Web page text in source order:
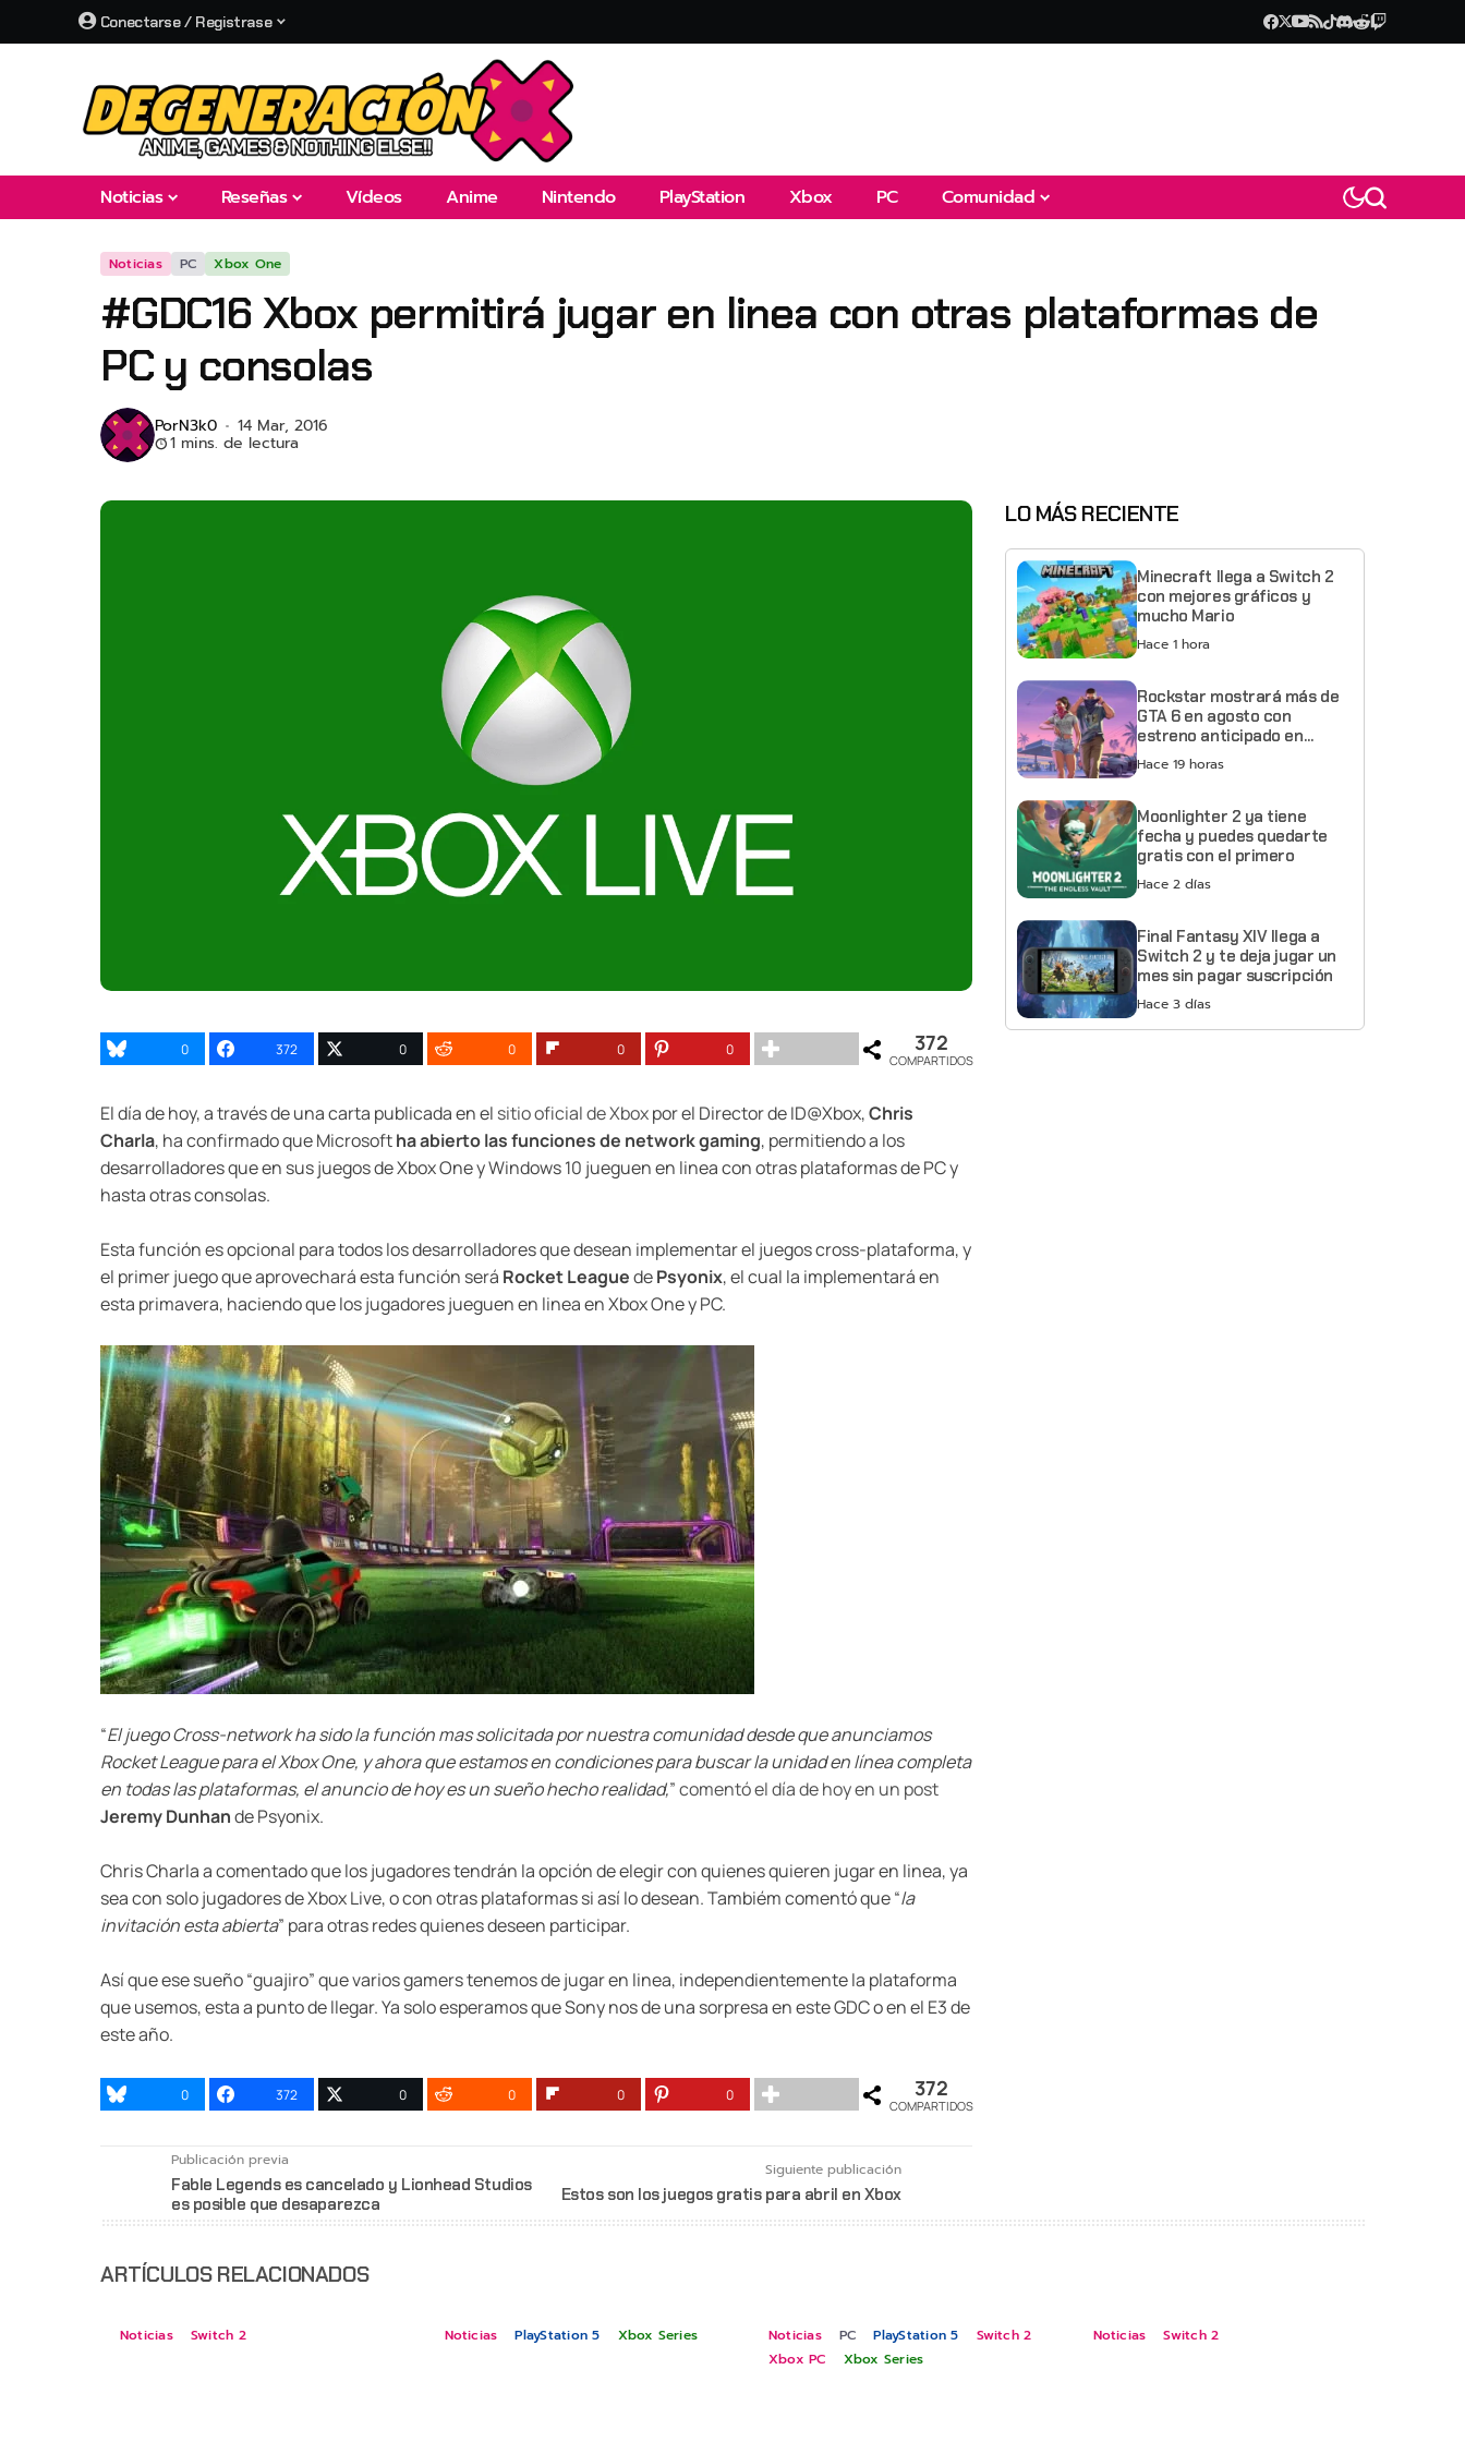
Conectarse / Registrase
Noticias Reseñas Vídeos Anime Nintendo PlayStation Xbox PC Comunidad
Noticias PC Xbox One
#GDC16 Xbox permitirá jugar en linea con otras plataformas de
PC y consolas
PorN3k0 14 Mar, 2016
1 mins. de lectura
0 372 0 0 0 0 372
COMPARTIDOS
El día de hoy, a través de una carta publicada en el sitio oficial de Xboxpor el Director de ID@Xbox,Chris
Charla, ha confirmado que Microsoftha abierto las funciones de network gaming, permitiendo a los
desarrolladores que en sus juegos de Xbox One y Windows 10 jueguen en linea con otras plataformas de PC y
hasta otras consolas.
Esta función es opcional para todos los desarrolladores que desean implementar el juegos cross-plataforma, y
el primer juego que aprovechará esta función será Rocket LeaguedePsyonix, el cual la implementará en
esta primavera, haciendo que los jugadores jueguen en linea en Xbox One y PC.
“El juego Cross-network ha sido la función mas solicitada por nuestra comunidad desde que anunciamos
Rocket League para el Xbox One, y ahora que estamos en condiciones para buscar la unidad en línea completa
en todas las plataformas, el anuncio de hoy es un sueño hecho realidad,”comentó el día de hoy en un post
Jeremy Dunhande Psyonix.
Chris Charla a comentado que los jugadores tendrán la opción de elegir con quienes quieren jugar en linea, ya
sea con solo jugadores de Xbox Live, o con otras plataformas si así lo desean. Tambiém comentó que “la
invitación esta abierta” para otras redes quienes deseen participar.
Así que ese sueño “guajiro” que varios gamers tenemos de jugar en linea, independientemente la plataforma
que usemos, esta a punto de llegar. Ya solo esperamos que Sony nos de una sorpresa en este GDC o en el E3 de
este año.
0 372 0 0 0 0 372
COMPARTIDOS
Publicación previa
Fable Legends es cancelado y Lionhead Studios
es posible que desaparezca
Siguiente publicación
Estos son los juegos gratis para abril en Xbox
LO MÁS RECIENTE
Minecraft llega a Switch 2
con mejores gráficos y
mucho Mario
Hace 1 hora
Rockstar mostrará más de
GTA 6 en agosto con
estreno anticipado en
Netflix
Hace 19 horas
Moonlighter 2 ya tiene
fecha y puedes quedarte
gratis con el primero
Hace 2 días
Final Fantasy XIV llega a
Switch 2 y te deja jugar un
mes sin pagar suscripción
Hace 3 días
ARTÍCULOS RELACIONADOS
Noticias Switch 2 Noticias PlayStation 5 Xbox Series Noticias PC PlayStation 5
Switch 2
Xbox PC
Xbox Series
Noticias Switch 2